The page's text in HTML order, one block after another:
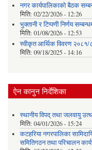
नगर कार्यपालिकाको बैठक
मिति: 02/22/2026 - 12:26
भुक्तानी र टिप्पणी निर्णय
मिति: 01/08/2026 - 12:53
स्वीकृत आर्थिक विवरण २०८१/
मिति: 09/18/2025 - 14:16
ऐन कानुन निर्देशिका
स्थानीय विपद् तथा जलवायु
मिति: 04/01/2026 - 15:24
कटहरिया नगरपालिका
समितिगठन तथा परिचालन